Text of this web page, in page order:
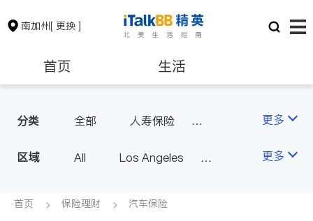
南加州[ 更换 ]
首页 生活
保险理财 房地产租售
银行贷款 会计师
分类 全部
人寿保险
商业保险
更多
区域 All
Los Angeles
Alhambra & San Gabriel
更多
首页 保险理财 汽车保险